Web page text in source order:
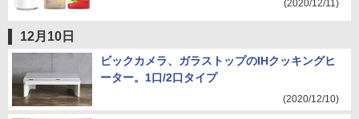
(2020/12/11)
12月10日
ビックカメラ、ガラストップのIHクッキングヒ
ーター。1口/2口タイプ
(2020/12/10)